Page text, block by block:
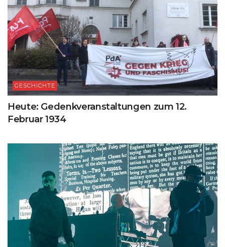
GESCHICHTE
Heute: Gedenkveranstaltungen zum 12.
Februar 1934